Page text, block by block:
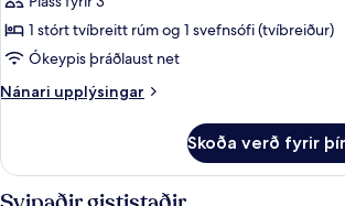
In
Shwr)
borgarsýn
(Mobility/Hearing
Roll-
Stúdíóíbúð
-
1
stórt
með
svefnsófa
1 stórt tvíbreitt rúm og 1 svefnsófi (tvíbreiður)
Ókeypis þráðlaust net
Nánari upplýsingar
Nánari
-
1
Skoða verð fyrir